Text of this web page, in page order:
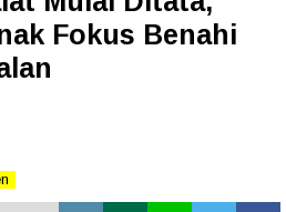
Fokus Benahi